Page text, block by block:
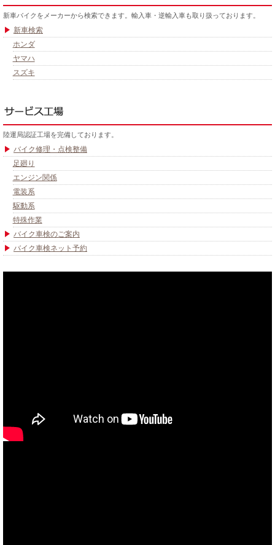
新車バイクをメーカーから検索できます。輸入車・逆輸入車も取り扱っております。
新車検索
ホンダ
ヤマハ
スズキ
陸運局認証工場を完備しております。
バイク修理・点検整備
足廻り
エンジン関係
電装系
駆動系
特殊作業
バイク車検のご案内
バイク車検ネット予約